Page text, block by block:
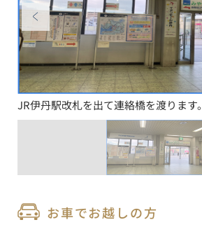
JR伊丹駅改札を出て連絡橋を渡ります。
お車でお越しの方